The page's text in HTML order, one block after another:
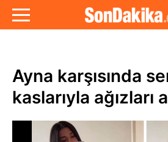
Ayna karşısında
kaslarıyla ağızları